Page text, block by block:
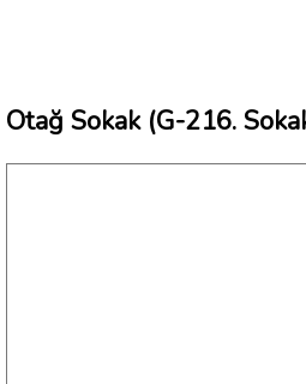
Otağ Sokak (G-216.